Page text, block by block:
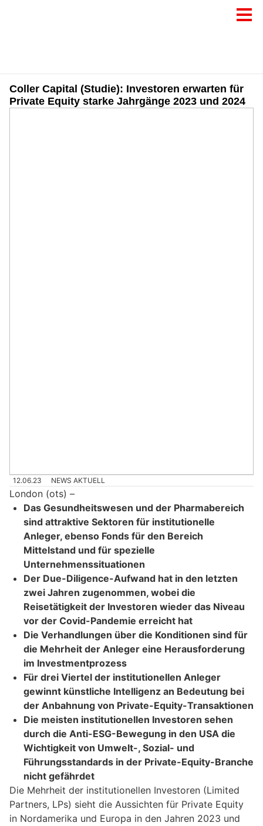
Coller Capital (Studie): Investoren erwarten für
Private Equity starke Jahrgänge 2023 und 2024
12.06.23 NEWS AKTUELL
London (ots) –
Das Gesundheitswesen und der Pharmabereich
sind attraktive Sektoren für institutionelle
Anleger, ebenso Fonds für den Bereich
Mittelstand und für spezielle
Unternehmenssituationen
Der Due-Diligence-Aufwand hat in den letzten
zwei Jahren zugenommen, wobei die
Reisetätigkeit der Investoren wieder das Niveau
vor der Covid-Pandemie erreicht hat
Die Verhandlungen über die Konditionen sind für
die Mehrheit der Anleger eine Herausforderung
im Investmentprozess
Für drei Viertel der institutionellen Anleger
gewinnt künstliche Intelligenz an Bedeutung bei
der Anbahnung von Private-Equity-Transaktionen
Die meisten institutionellen Investoren sehen
durch die Anti-ESG-Bewegung in den USA die
Wichtigkeit von Umwelt-, Sozial- und
Führungsstandards in der Private-Equity-Branche
nicht gefährdet
Die Mehrheit der institutionellen Investoren (Limited
Partners, LPs) sieht die Aussichten für Private Equity
in Nordamerika und Europa in den Jahren 2023 und